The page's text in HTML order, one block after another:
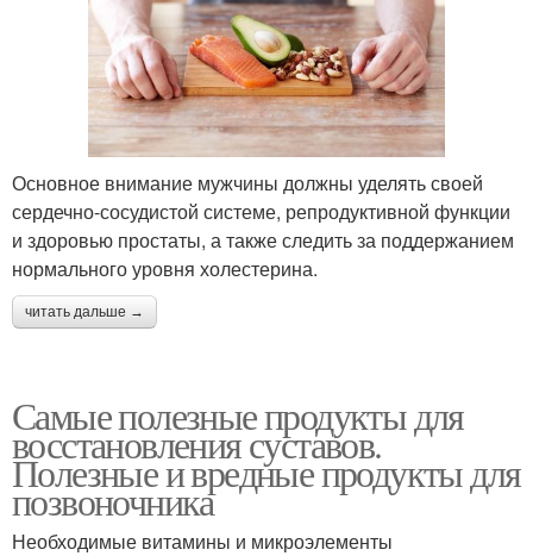
Основное внимание мужчины должны уделять своей
сердечно-сосудистой системе, репродуктивной функции
и здоровью простаты, а также следить за поддержанием
нормального уровня холестерина.
читать дальше →
Самые полезные продукты для
восстановления суставов.
Полезные и вредные продукты для
позвоночника
Необходимые витамины и микроэлементы